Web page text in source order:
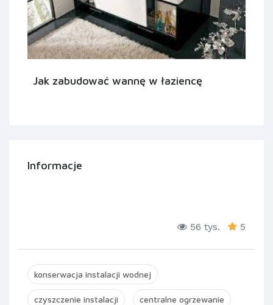
Jak zabudować wannę w łaziencę
Informacje
56 tys. 5
konserwacja instalacji wodnej
czyszczenie instalacji centralne ogrzewanie